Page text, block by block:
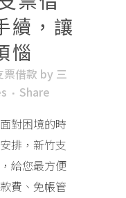
續，讓
惱
票借款 by 三
Share
對困境的時
排，新竹支
給您最方便
費、免帳管